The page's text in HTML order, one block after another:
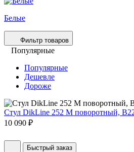
Белые
Фильтр товаров
Популярные
Популярные
Дешевле
Дороже
Стул DikLine 252 М поворотный,
10 090 ₽
Быстрый заказ